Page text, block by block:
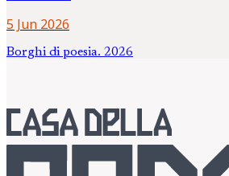
5 Jun 2026
Borghi di poesia. 2026